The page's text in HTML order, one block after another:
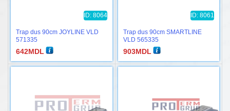
ID: 8064
Trap dus 90cm JOYLINE VLD
571335
642MDL
ID: 8061
Trap dus 90cm SMARTLINE
VLD 565335
903MDL